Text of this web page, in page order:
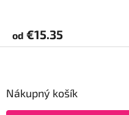
od €15.35
Nákupný košík